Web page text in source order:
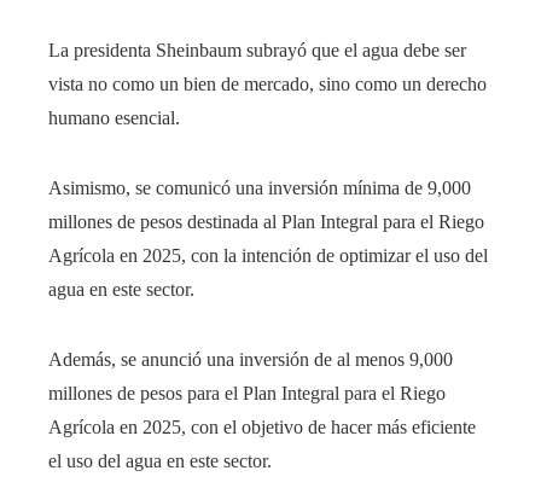
La presidenta Sheinbaum subrayó que el agua debe ser
vista no como un bien de mercado, sino como un derecho
humano esencial.
Asimismo, se comunicó una inversión mínima de 9,000
millones de pesos destinada al Plan Integral para el Riego
Agrícola en 2025, con la intención de optimizar el uso del
agua en este sector.
Además, se anunció una inversión de al menos 9,000
millones de pesos para el Plan Integral para el Riego
Agrícola en 2025, con el objetivo de hacer más eficiente
el uso del agua en este sector.